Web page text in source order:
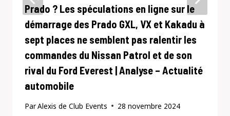
Prado ? Les spéculations en ligne sur le
démarrage des Prado GXL, VX et Kakadu à
sept places ne semblent pas ralentir les
commandes du Nissan Patrol et de son
rival du Ford Everest | Analyse – Actualité
automobile
ParAlexis de Club Events 28 novembre 2024